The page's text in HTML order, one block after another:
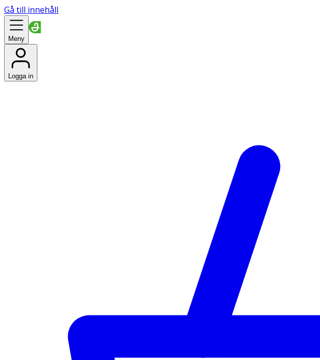
Gå till innehåll
Meny
Logga in